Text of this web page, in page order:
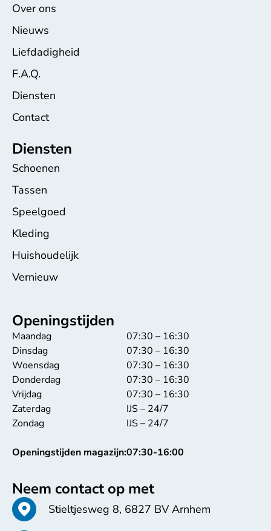
Over ons
Nieuws
Liefdadigheid
F.A.Q.
Diensten
Contact
Diensten
Schoenen
Tassen
Speelgoed
Kleding
Huishoudelijk
Vernieuw
Openingstijden
Maandag
Dinsdag
Woensdag
Donderdag
Vrijdag
Zaterdag
Zondag
Openingstijden magazijn:
07:30 – 16:30
07:30 – 16:30
07:30 – 16:30
07:30 – 16:30
07:30 – 16:30
IJS – 24/7
IJS – 24/7
07:30-16:00
Neem contact op met
Stieltjesweg 8, 6827 BV Arnhem